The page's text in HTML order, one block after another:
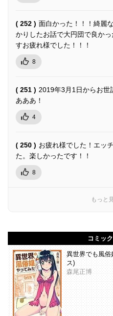
( 252 ) 面白かった！！！綺麗
かりしたお話で大円団で良か
すお疲れ様でした！！！
8
( 251 ) 2019年3月1日からお世
あああ！
4
( 250 ) お疲れ様でした！エッ
た。楽しかったです！！
8
もっと
コミッ
異世界でも風俗
ス)
森尾正博